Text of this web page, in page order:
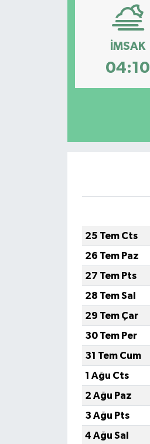
İMSAK
04:10
25 Tem Cts
26 Tem Paz
27 Tem Pts
28 Tem Sal
29 Tem Çar
30 Tem Per
31 Tem Cum
1 Ağu Cts
2 Ağu Paz
3 Ağu Pts
4 Ağu Sal
EKONOMİ
Gayrimenkul
HABERDE İNSAN